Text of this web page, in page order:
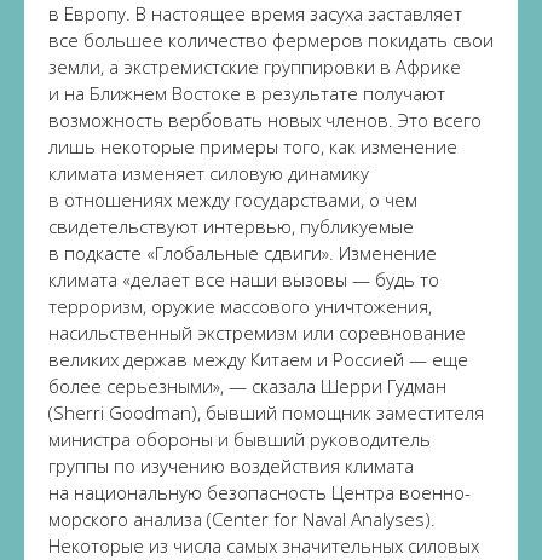
в Европу. В настоящее время засуха заставляет
все большее количество фермеров покидать свои
земли, а экстремистские группировки в Африке
и на Ближнем Востоке в результате получают
возможность вербовать новых членов. Это всего
лишь некоторые примеры того, как изменение
климата изменяет силовую динамику
в отношениях между государствами, о чем
свидетельствуют интервью, публикуемые
в подкасте «Глобальные сдвиги». Изменение
климата «делает все наши вызовы — будь то
терроризм, оружие массового уничтожения,
насильственный экстремизм или соревнование
великих держав между Китаем и Россией — еще
более серьезными», — сказала Шерри Гудман
(Sherri Goodman), бывший помощник заместителя
министра обороны и бывший руководитель
группы по изучению воздействия климата
на национальную безопасность Центра военно-
морского анализа (Center for Naval Analyses).
Некоторые из числа самых значительных силовых